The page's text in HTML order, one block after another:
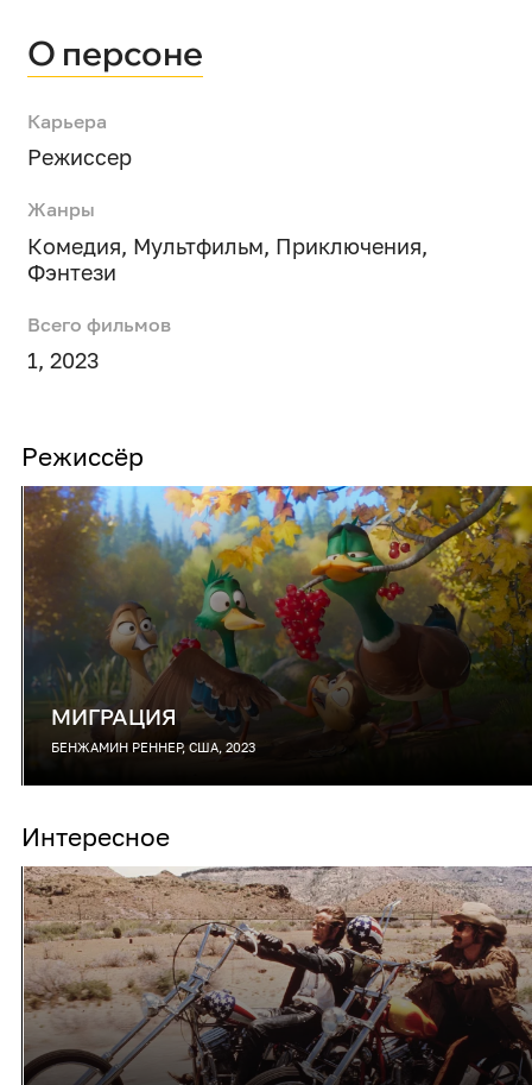
О персоне
Карьера
Режиссер
Жанры
Комедия, Мультфильм, Приключения,
Фэнтези
Всего фильмов
1, 2023
Режиссёр
МИГРАЦИЯ
БЕНЖАМИН РЕННЕР, США, 2023
Интересное